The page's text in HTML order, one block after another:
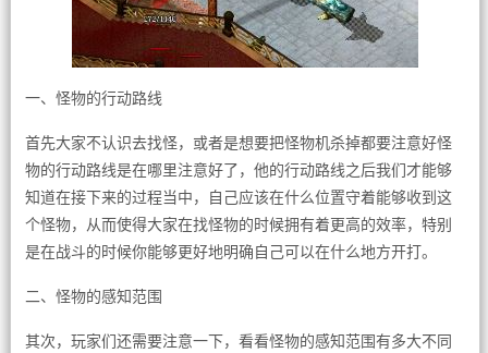
一、怪物的行动路线
首先大家不认识去找怪，或者是想要把怪物机杀掉都要注意好怪
物的行动路线是在哪里注意好了，他的行动路线之后我们才能够
知道在接下来的过程当中，自己应该在什么位置守着能够收到这
个怪物，从而使得大家在找怪物的时候拥有着更高的效率，特别
是在战斗的时候你能够更好地明确自己可以在什么地方开打。
二、怪物的感知范围
其次，玩家们还需要注意一下，看看怪物的感知范围有多大不同